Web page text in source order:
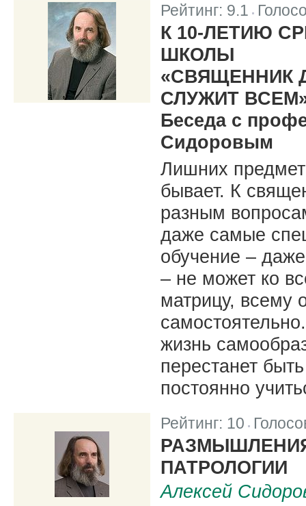
Рейтинг: 9.1 |
К 10-ЛЕТИЮ
ШКОЛЫ
«СВЯЩЕННИК
СЛУЖИТ
Беседа с
Сидоровым
Лишних
бывает. К
разным
даже самые
обучение –
– не может ко
матрицу, всему
жизнь
перестанет
постоянно
Рейтинг: 10 |
ПАТРОЛОГИИ
Алексей